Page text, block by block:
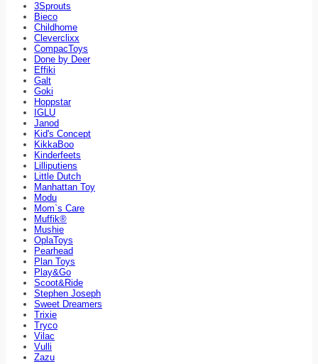
3Sprouts
Bieco
Childhome
Cleverclixx
CompacToys
Done by Deer
Effiki
Galt
Goki
Hoppstar
IGLU
Janod
Kid's Concept
KikkaBoo
Kinderfeets
Lilliputiens
Little Dutch
Manhattan Toy
Modu
Mom`s Care
Muffik®
Mushie
OplaToys
Pearhead
Plan Toys
Play&Go
Scoot&Ride
Stephen Joseph
Sweet Dreamers
Trixie
Tryco
Vilac
Vulli
Zazu